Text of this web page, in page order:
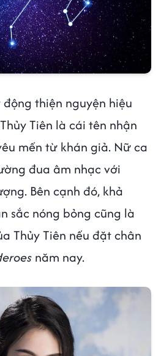
thiện nguyện hiệu
Tiên là cái tên nhận
mến từ khán giả. Nữ ca
đua âm nhạc với
Bên cạnh đó, khả
sắc nóng bỏng cũng là
Thủy Tiên nếu đặt chân
năm nay.